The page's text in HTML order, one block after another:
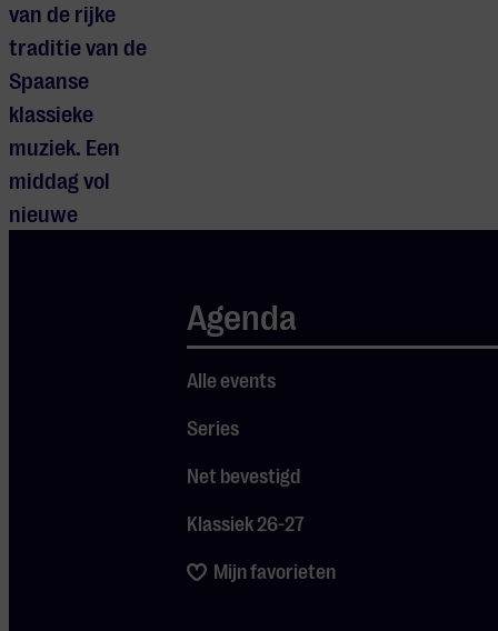
Agenda
Alle events
Series
Net bevestigd
Klassiek 26-27
Mijn favorieten
van de rijke
traditie van de
Spaanse
klassieke
muziek. Een
middag vol
nieuwe